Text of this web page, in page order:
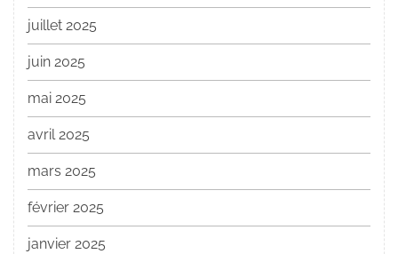
juillet 2025
juin 2025
mai 2025
avril 2025
mars 2025
février 2025
janvier 2025